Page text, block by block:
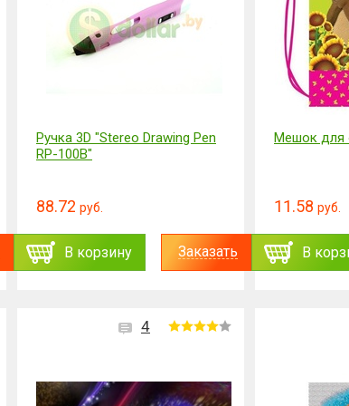
Ручка 3D "Stereo Drawing Pen
RP-100B"
88.72 руб.
В корзину Заказать
Мешок для
11.58 руб.
В
4